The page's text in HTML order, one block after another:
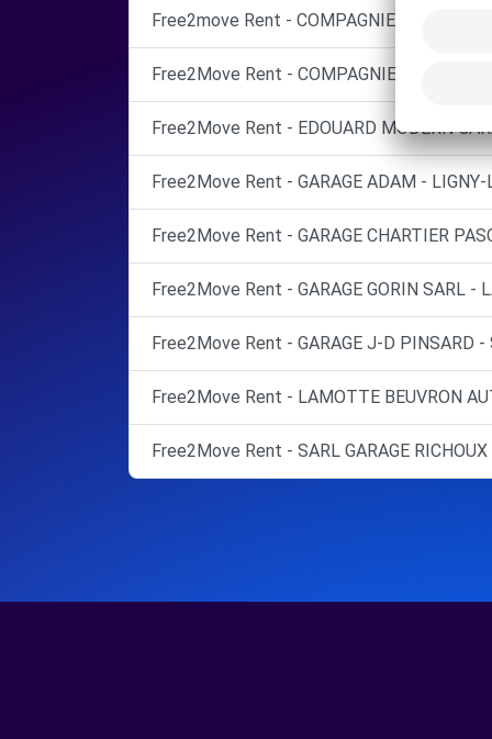
Free2move Rent - COMPAGNIE
Free2Move Rent - COMPAGNIE
Free2Move Rent - EDOUARD MODERN
Free2Move Rent - GARAGE ADAM - LIGNY-
Free2Move Rent - GARAGE CHARTIER
Free2Move Rent - GARAGE GORIN SARL -
Free2Move Rent - GARAGE J-D PINSARD -
Free2Move Rent - LAMOTTE BEUVRON
Free2Move Rent - SARL GARAGE